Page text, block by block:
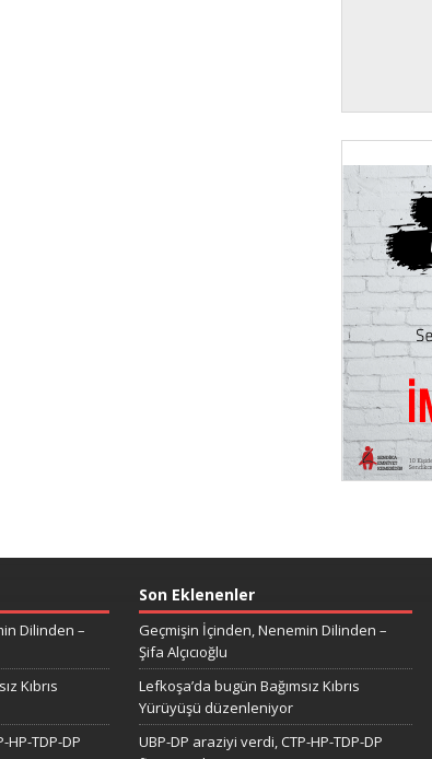
Dilinden –
Kıbrıs
HP-TDP-DP
Son Eklenenler
Geçmişin İçinden, Nenemin Dilinden –
Şifa Alçıcıoğlu
Lefkoşa’da bugün Bağımsız Kıbrıs
Yürüyüşü düzenleniyor
UBP-DP araziyi verdi, CTP-HP-TDP-DP